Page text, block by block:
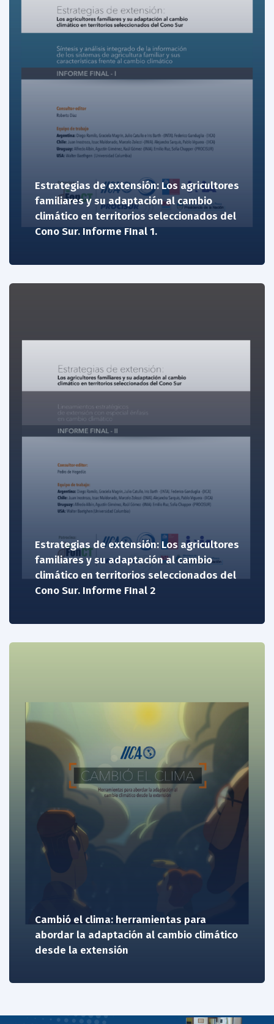
Estrategias de extensión: Los agricultores
familiares y su adaptación al cambio
climático en territorios seleccionados del
Cono Sur. Informe FInal 1.
Estrategias de extensión: Los agricultores
familiares y su adaptación al cambio
climático en territorios seleccionados del
Cono Sur. Informe FInal 2
Cambió el clima: herramientas para
abordar la adaptación al cambio climático
desde la extensión